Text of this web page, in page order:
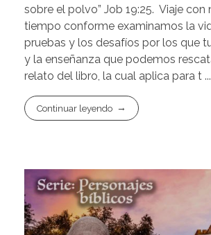
sobre el polvo” Job 19:25. Viaje con
tiempo conforme examinamos la
pruebas y los desafíos por los que
y la enseñanza que podemos
relato del libro, la cual aplica para t ...
Continuar leyendo